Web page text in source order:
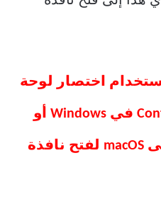
اختصار لوحة
المفاتيح Control + Shift + O في Windows أو
Command + Shift + O على macOS لفتح نافذة